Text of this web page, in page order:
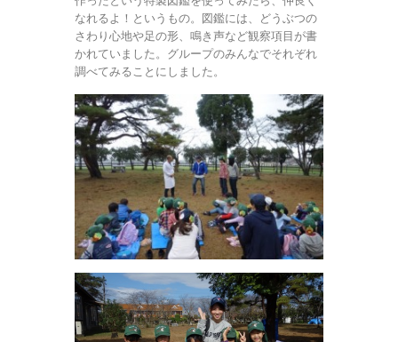
なれるよ！というもの。図鑑には、どうぶつの
さわり心地や足の形、鳴き声など観察項目が書
かれていました。グループのみんなでそれぞれ
調べてみることにしました。